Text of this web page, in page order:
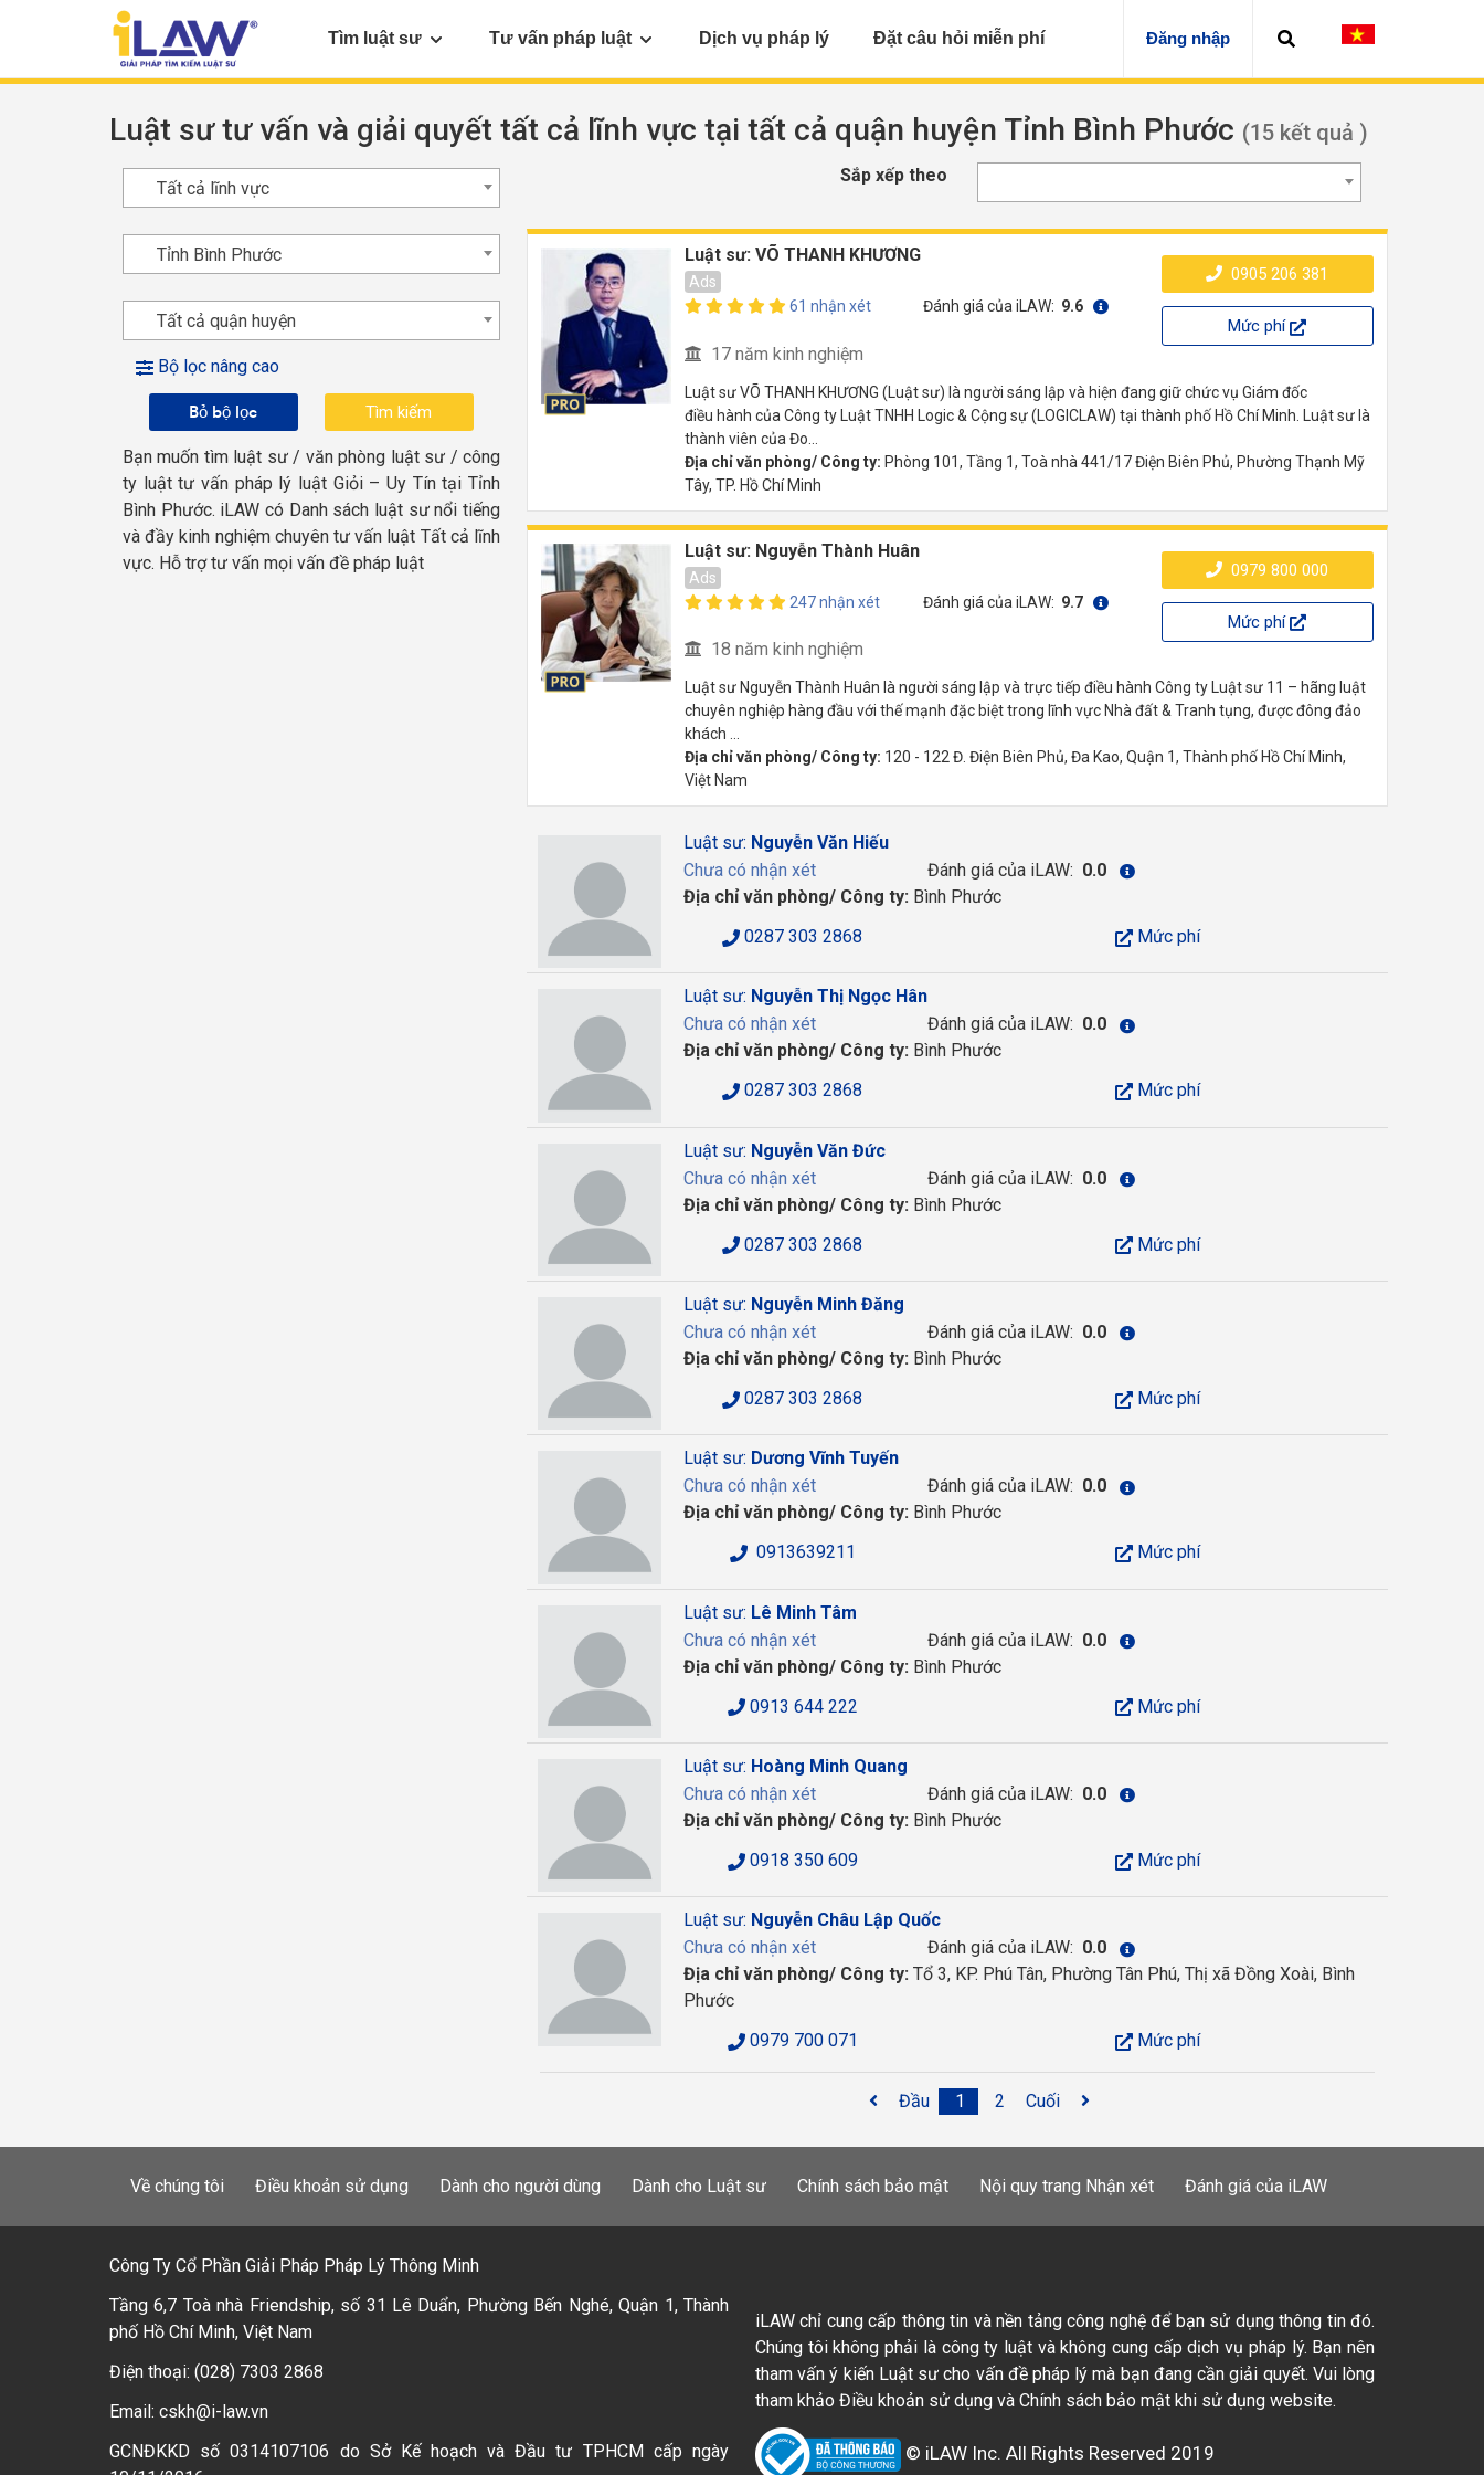
Tìm luật sư Tư vấn pháp luật Dịch vụ pháp lý Đặt câu hỏi miễn phí Đăng nhập
Luật sư tư vấn và giải quyết tất cả lĩnh vực tại tất cả quận huyện Tỉnh Bình Phước (15 kết quả )
Sắp xếp theo
Luật sư: VÕ THANH KHƯƠNG
Ads
61 nhận xét
Đánh giá của iLAW: 9.6
17 năm kinh nghiệm
0905 206 381
Mức phí
Luật sư VÕ THANH KHƯƠNG (Luật sư) là người sáng lập và hiện đang giữ chức vụ Giám đốc
điều hành của Công ty Luật TNHH Logic & Cộng sự (LOGICLAW) tại thành phố Hồ Chí Minh. Luật sư là
thành viên của Đo...
Địa chỉ văn phòng/ Công ty: Phòng 101, Tầng 1, Toà nhà 441/17 Điện Biên Phủ, Phường Thạnh Mỹ
Tây, TP. Hồ Chí Minh
Luật sư: Nguyễn Thành Huân
Ads
247 nhận xét
Đánh giá của iLAW: 9.7
18 năm kinh nghiệm
0979 800 000
Mức phí
Luật sư Nguyễn Thành Huân là người sáng lập và trực tiếp điều hành Công ty Luật sư 11 – hãng luật
chuyên nghiệp hàng đầu với thế mạnh đặc biệt trong lĩnh vực Nhà đất & Tranh tụng, được đông đảo
khách ...
Địa chỉ văn phòng/ Công ty: 120 - 122 Đ. Điện Biên Phủ, Đa Kao, Quận 1, Thành phố Hồ Chí Minh,
Việt Nam
Tất cả lĩnh vực
Tỉnh Bình Phước
Tất cả quận huyện
Bộ lọc nâng cao
Bỏ bộ lọc
Bạn muốn tìm luật sư / văn phòng luật sư / công
ty luật tư vấn pháp lý luật Giỏi – Uy Tín tại Tỉnh
Bình Phước. iLAW có Danh sách luật sư nổi tiếng
và đầy kinh nghiệm chuyên tư vấn luật Tất cả lĩnh
vực. Hỗ trợ tư vấn mọi vấn đề pháp luật
Luật sư: Nguyễn Văn Hiếu
Chưa có nhận xét
Đánh giá của iLAW: 0.0
Địa chỉ văn phòng/ Công ty: Bình Phước
0287 303 2868
Mức phí
Luật sư: Nguyễn Thị Ngọc Hân
Chưa có nhận xét
Đánh giá của iLAW: 0.0
Địa chỉ văn phòng/ Công ty: Bình Phước
0287 303 2868
Mức phí
Luật sư: Nguyễn Văn Đức
Chưa có nhận xét
Đánh giá của iLAW: 0.0
Địa chỉ văn phòng/ Công ty: Bình Phước
0287 303 2868
Mức phí
Luật sư: Nguyễn Minh Đăng
Chưa có nhận xét
Đánh giá của iLAW: 0.0
Địa chỉ văn phòng/ Công ty: Bình Phước
0287 303 2868
Mức phí
Luật sư: Dương Vĩnh Tuyến
Chưa có nhận xét
Đánh giá của iLAW: 0.0
Địa chỉ văn phòng/ Công ty: Bình Phước
0913639211
Mức phí
Luật sư: Lê Minh Tâm
Chưa có nhận xét
Đánh giá của iLAW: 0.0
Địa chỉ văn phòng/ Công ty: Bình Phước
0913 644 222
Mức phí
Luật sư: Hoàng Minh Quang
Chưa có nhận xét
Đánh giá của iLAW: 0.0
Địa chỉ văn phòng/ Công ty: Bình Phước
0918 350 609
Mức phí
Luật sư: Nguyễn Châu Lập Quốc
Chưa có nhận xét
Đánh giá của iLAW: 0.0
Địa chỉ văn phòng/ Công ty: Tổ 3, KP. Phú Tân, Phường Tân Phú, Thị xã Đồng Xoài, Bình
Phước
0979 700 071
Mức phí
Đầu 1 2 Cuối
Về chúng tôi Điều khoản sử dụng Dành cho người dùng Dành cho Luật sư Chính sách bảo mật Nội quy trang Nhận xét Đánh giá của iLAW
Công Ty Cổ Phần Giải Pháp Pháp Lý Thông Minh
Tầng 6,7 Toà nhà Friendship, số 31 Lê Duẩn, Phường Bến Nghé, Quận 1, Thành
phố Hồ Chí Minh, Việt Nam
Điện thoại: (028) 7303 2868
Email: cskh@i-law.vn
GCNĐKKD số 0314107106 do Sở Kế hoạch và Đầu tư TPHCM cấp ngày
iLAW chỉ cung cấp thông tin và nền tảng công nghệ để bạn sử dụng thông tin đó.
Chúng tôi không phải là công ty luật và không cung cấp dịch vụ pháp lý. Bạn nên
tham vấn ý kiến Luật sư cho vấn đề pháp lý mà bạn đang cần giải quyết. Vui lòng
tham khảo Điều khoản sử dụng và Chính sách bảo mật khi sử dụng website.
© iLAW Inc. All Rights Reserved 2019